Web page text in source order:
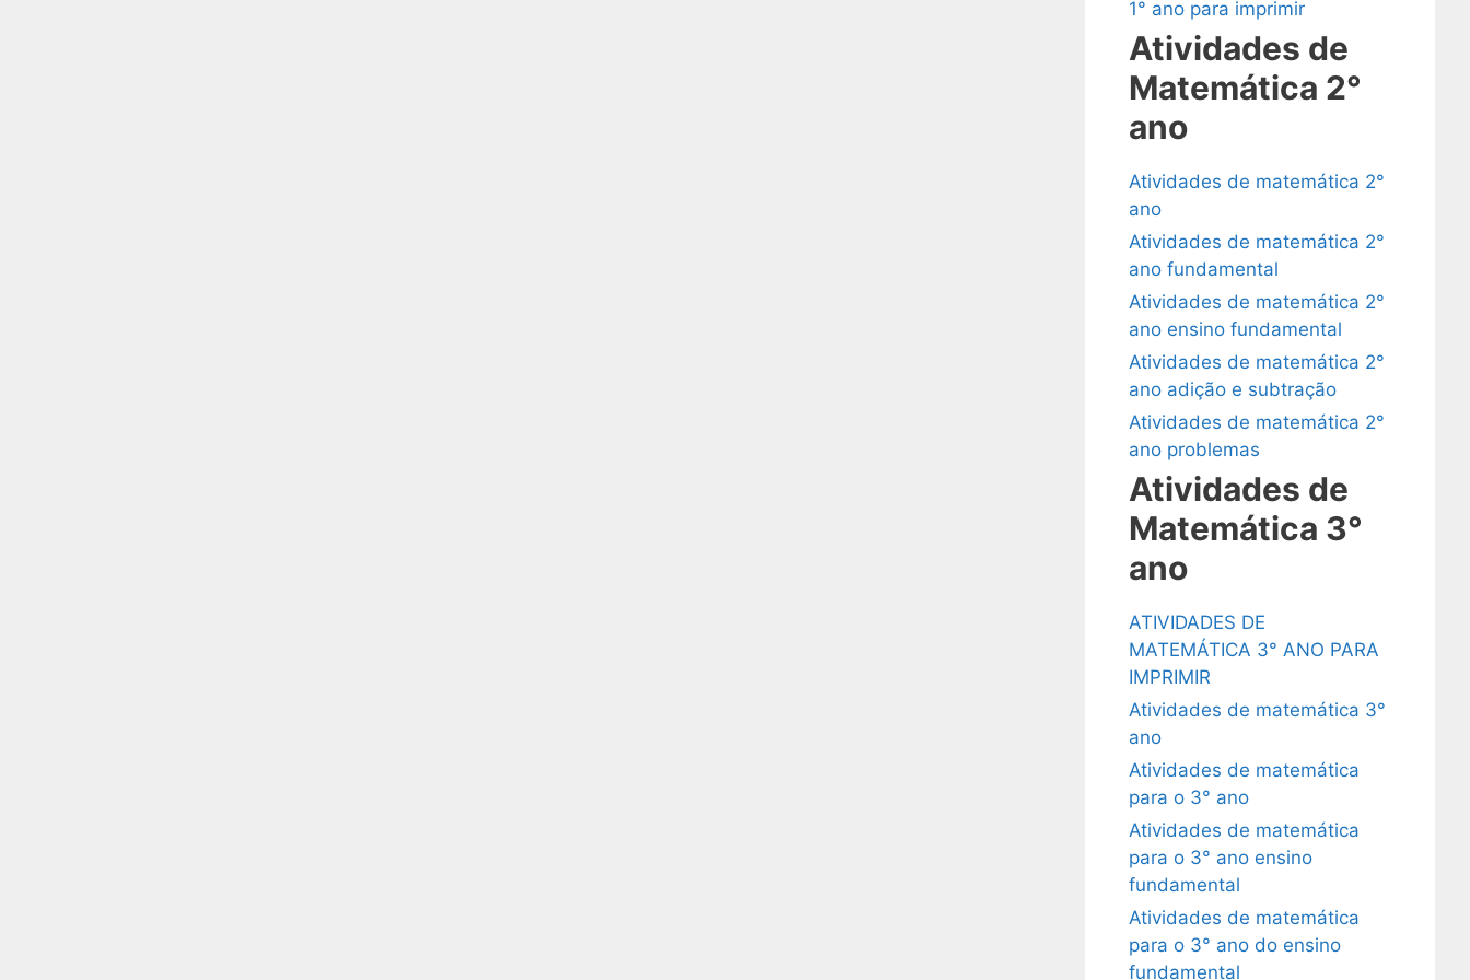
1° ano para imprimir
Atividades de
Matemática 2°
ano
Atividades de matemática 2°
ano
Atividades de matemática 2°
ano fundamental
Atividades de matemática 2°
ano ensino fundamental
Atividades de matemática 2°
ano adição e subtração
Atividades de matemática 2°
ano problemas
Atividades de
Matemática 3°
ano
ATIVIDADES DE
MATEMÁTICA 3° ANO PARA
IMPRIMIR
Atividades de matemática 3°
ano
Atividades de matemática
para o 3° ano
Atividades de matemática
para o 3° ano ensino
fundamental
Atividades de matemática
para o 3° ano do ensino
fundamental